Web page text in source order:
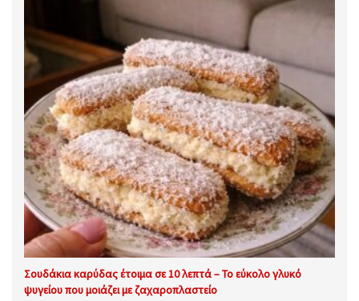
Σουδάκια καρύδας έτοιμα σε 10 λεπτά – Το εύκολο γλυκό
ψυγείου που μοιάζει με ζαχαροπλαστείο